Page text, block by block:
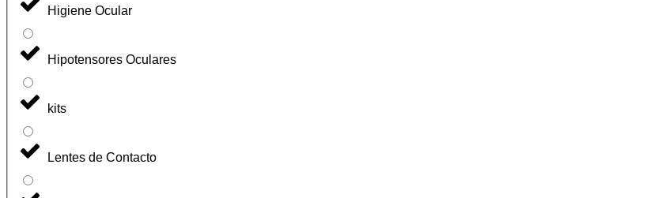
Higiene Ocular
Hipotensores Oculares
kits
Lentes de Contacto